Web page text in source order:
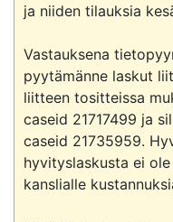
ja niiden tilauksia
Vastauksena
pyytämänne laskut
liitteen tositteissa
caseid 21717499 ja
caseid 21735959.
hyvityslaskusta ei
kanslialle